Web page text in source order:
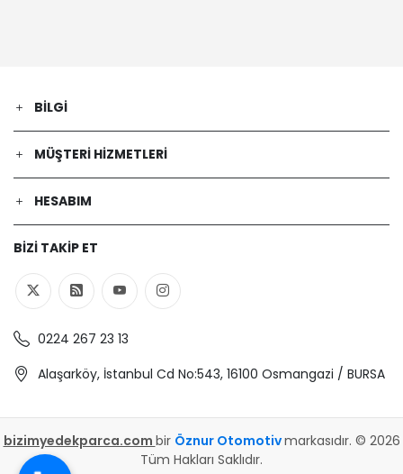
BILGI
MÜŞTERI HIZMETLERI
HESABIM
BIZI TAKIP ET
0224 267 23 13
Alaşarköy, İstanbul Cd No:543, 16100 Osmangazi / BURSA
bizimyedekparca.com bir Öznur Otomotivmarkasıdır. © 2026
Tüm Hakları Saklıdır.